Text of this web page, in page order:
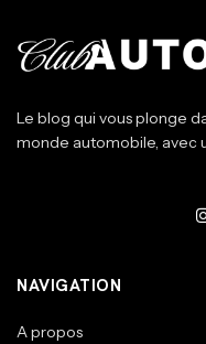
Le blog qui vous plonge
monde automobile, avec
NAVIGATION
A propos